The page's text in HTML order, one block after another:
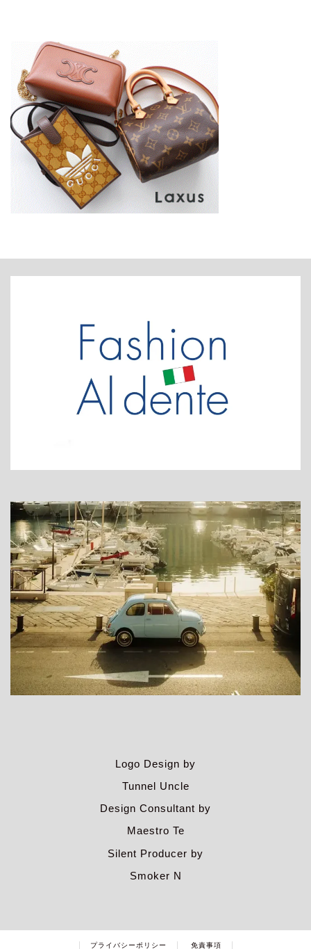
Logo Design by
Tunnel Uncle
Design Consultant by
Maestro Te
Silent Producer by
Smoker N
プライバシーポリシー 免責事項